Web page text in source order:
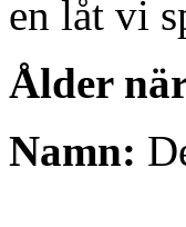
en låt vi
Ålder
Namn: